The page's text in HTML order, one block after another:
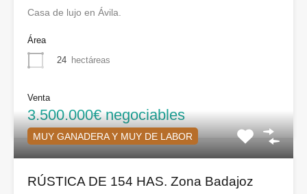
Casa de lujo en Ávila.
Área
24 hectáreas
Venta
3.500.000€ negociables
MUY GANADERA Y MUY DE LABOR
RÚSTICA DE 154 HAS. Zona Badajoz